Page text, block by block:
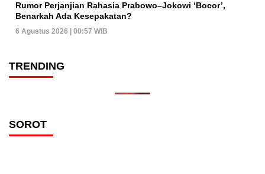
Rumor Perjanjian Rahasia Prabowo–Jokowi ‘Bocor’,
Benarkah Ada Kesepakatan?
6 Agustus 2026 | 00:57 WIB
TRENDING
SOROT